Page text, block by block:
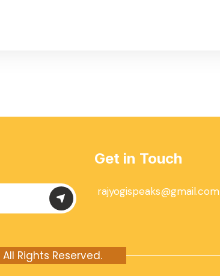
Get in Touch
rajyogispeaks@gmail.com
All Rights Reserved.